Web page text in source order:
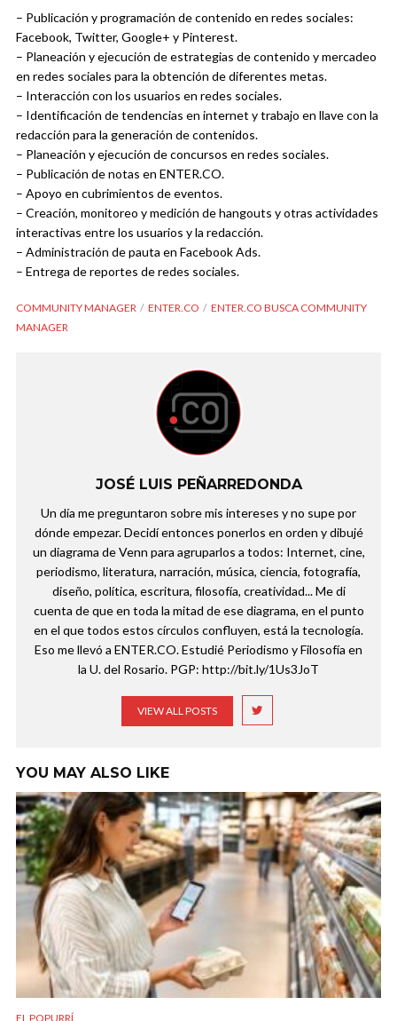
– Publicación y programación de contenido en redes sociales:
Facebook, Twitter, Google+ y Pinterest.
– Planeación y ejecución de estrategias de contenido y mercadeo
en redes sociales para la obtención de diferentes metas.
– Interacción con los usuarios en redes sociales.
– Identificación de tendencias en internet y trabajo en llave con la
redacción para la generación de contenidos.
– Planeación y ejecución de concursos en redes sociales.
– Publicación de notas en ENTER.CO.
– Apoyo en cubrimientos de eventos.
– Creación, monitoreo y medición de hangouts y otras actividades
interactivas entre los usuarios y la redacción.
– Administración de pauta en Facebook Ads.
– Entrega de reportes de redes sociales.
COMMUNITY MANAGER ENTER.CO
ENTER.CO BUSCA COMMUNITY
MANAGER
JOSÉ LUIS PEÑARREDONDA
Un día me preguntaron sobre mis intereses y no supe por
dónde empezar. Decidí entonces ponerlos en orden y dibujé
un diagrama de Venn para agruparlos a todos: Internet, cine,
periodismo, literatura, narración, música, ciencia, fotografía,
diseño, política, escritura, filosofía, creatividad... Me di
cuenta de que en toda la mitad de ese diagrama, en el punto
en el que todos estos círculos confluyen, está la tecnología.
Eso me llevó a ENTER.CO. Estudié Periodismo y Filosofía en
la U. del Rosario. PGP: http://bit.ly/1Us3JoT
VIEW ALL POSTS
YOU MAY ALSO LIKE
EL POPURRÍ